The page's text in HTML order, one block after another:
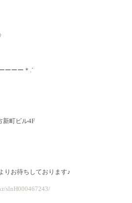
ーーー＊.´
新町ビル4F
りお待ちしております♪
slnH000467243/